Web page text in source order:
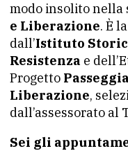
modo insolito nella
e Liberazione. È
dall’Istituto
Resistenza e
Progetto
Liberazione,
dall’assessorato al
Sei gli